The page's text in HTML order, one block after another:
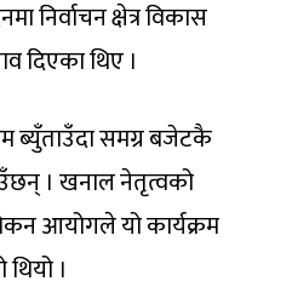
निर्वाचन क्षेत्र विकास
दिएका थिए ।
ब्युँताउँदा समग्र बजेटकै
। खनाल नेतृत्वको
आयोगले यो कार्यक्रम
।